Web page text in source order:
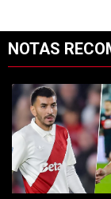
NOTAS
Un artículo de